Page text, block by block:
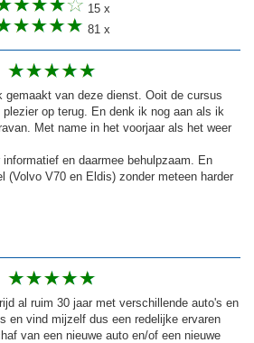
15 x
81 x
gemaakt van deze dienst. Ooit de cursus
op terug. En denk ik nog aan als ik
Met name in het voorjaar als het weer
en daarmee behulpzaam. En
(Volvo V70 en Eldis) zonder meteen harder
al ruim 30 jaar met verschillende auto's en
en vind mijzelf dus een redelijke ervaren
van een nieuwe auto en/of een nieuwe